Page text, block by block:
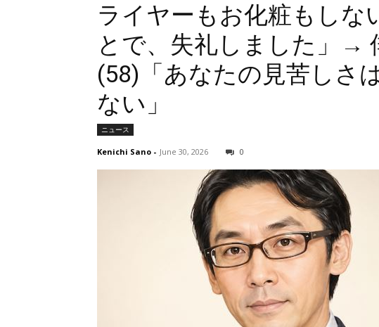
ライヤーもお化粧もしな
とで、失礼しました」→
(58)「あなたの見苦しさ
ない」
ニュース
Kenichi Sano - June 30, 2026 0